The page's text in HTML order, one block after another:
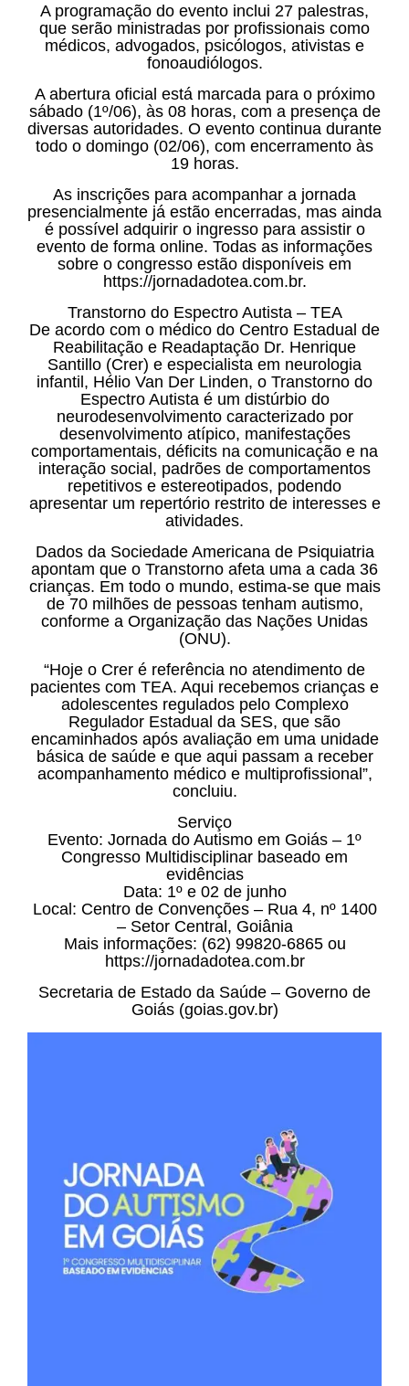
A programação do evento inclui 27 palestras,
que serão ministradas por profissionais como
médicos, advogados, psicólogos, ativistas e
fonoaudiólogos.
A abertura oficial está marcada para o próximo
sábado (1º/06), às 08 horas, com a presença de
diversas autoridades. O evento continua durante
todo o domingo (02/06), com encerramento às
19 horas.
As inscrições para acompanhar a jornada
presencialmente já estão encerradas, mas ainda
é possível adquirir o ingresso para assistir o
evento de forma online. Todas as informações
sobre o congresso estão disponíveis em
https://jornadadotea.com.br.
Transtorno do Espectro Autista – TEA
De acordo com o médico do Centro Estadual de
Reabilitação e Readaptação Dr. Henrique
Santillo (Crer) e especialista em neurologia
infantil, Hélio Van Der Linden, o Transtorno do
Espectro Autista é um distúrbio do
neurodesenvolvimento caracterizado por
desenvolvimento atípico, manifestações
comportamentais, déficits na comunicação e na
interação social, padrões de comportamentos
repetitivos e estereotipados, podendo
apresentar um repertório restrito de interesses e
atividades.
Dados da Sociedade Americana de Psiquiatria
apontam que o Transtorno afeta uma a cada 36
crianças. Em todo o mundo, estima-se que mais
de 70 milhões de pessoas tenham autismo,
conforme a Organização das Nações Unidas
(ONU).
“Hoje o Crer é referência no atendimento de
pacientes com TEA. Aqui recebemos crianças e
adolescentes regulados pelo Complexo
Regulador Estadual da SES, que são
encaminhados após avaliação em uma unidade
básica de saúde e que aqui passam a receber
acompanhamento médico e multiprofissional”,
concluiu.
Serviço
Evento: Jornada do Autismo em Goiás – 1º
Congresso Multidisciplinar baseado em
evidências
Data: 1º e 02 de junho
Local: Centro de Convenções – Rua 4, nº 1400
– Setor Central, Goiânia
Mais informações: (62) 99820-6865 ou
https://jornadadotea.com.br
Secretaria de Estado da Saúde – Governo de
Goiás (goias.gov.br)